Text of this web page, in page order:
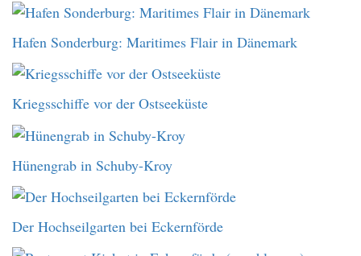
Hafen Sonderburg: Maritimes Flair in Dänemark
Kriegsschiffe vor der Ostseeküste
Hünengrab in Schuby-Kroy
Der Hochseilgarten bei Eckernförde